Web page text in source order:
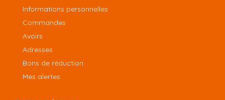
Informations personnelles
Commandes
Avoirs
Adresses
Bons de réduction
Mes alertes